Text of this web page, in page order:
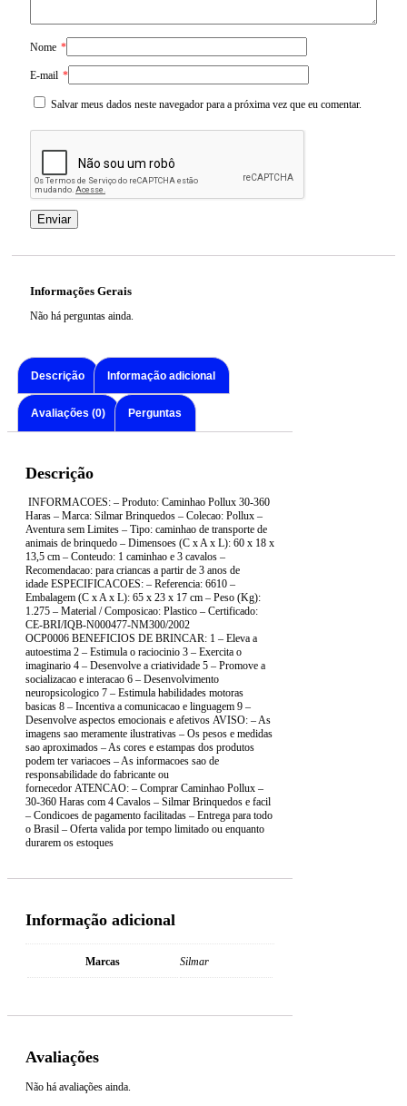
Nome *
E-mail *
Salvar meus dados neste navegador para a próxima vez que eu comentar.
Informações Gerais
Não há perguntas ainda.
Descrição Informação adicional
Avaliações (0) Perguntas
Descrição
INFORMACOES: – Produto: Caminhao Pollux 30-360
Haras – Marca: Silmar Brinquedos – Colecao: Pollux –
Aventura sem Limites – Tipo: caminhao de transporte de
animais de brinquedo – Dimensoes (C x A x L): 60 x 18 x
13,5 cm – Conteudo: 1 caminhao e 3 cavalos –
Recomendacao: para criancas a partir de 3 anos de
idade ESPECIFICACOES: – Referencia: 6610 –
Embalagem (C x A x L): 65 x 23 x 17 cm – Peso (Kg):
1.275 – Material / Composicao: Plastico – Certificado:
CE-BRI/IQB-N000477-NM300/2002
OCP0006 BENEFICIOS DE BRINCAR: 1 – Eleva a
autoestima 2 – Estimula o raciocinio 3 – Exercita o
imaginario 4 – Desenvolve a criatividade 5 – Promove a
socializacao e interacao 6 – Desenvolvimento
neuropsicologico 7 – Estimula habilidades motoras
basicas 8 – Incentiva a comunicacao e linguagem 9 –
Desenvolve aspectos emocionais e afetivos AVISO: – As
imagens sao meramente ilustrativas – Os pesos e medidas
sao aproximados – As cores e estampas dos produtos
podem ter variacoes – As informacoes sao de
responsabilidade do fabricante ou
fornecedor ATENCAO: – Comprar Caminhao Pollux –
30-360 Haras com 4 Cavalos – Silmar Brinquedos e facil
– Condicoes de pagamento facilitadas – Entrega para todo
o Brasil – Oferta valida por tempo limitado ou enquanto
durarem os estoques
Informação adicional
Marcas Silmar
Avaliações
Não há avaliações ainda.